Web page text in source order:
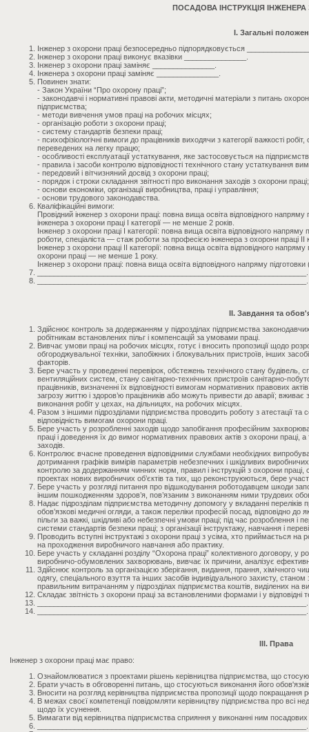
ПОСАДОВА ІНСТРУКЦІЯ
I. Загальні
Інженер з охорони праці безпосередньо підпорядковується
Інженер з охорони праці виконує вказівки _______________.
Інженер з охорони праці заміняє _______________.
Інженера з охорони праці заміняє _______________.
Повинен знати:
- Закон України “Про охорону праці”;
- законодавчі і нормативні правові акти, методичні матеріали з питань
підприємства;
- методи вивчення умов праці на робочих місцях;
- організацію роботи з охорони праці;
- систему стандартів безпеки праці;
- психофізіологічні вимоги до працівників виходячи з категорії важкості
переведених на легку працю;
- особливості експлуатації устаткування, яке застосовується на
- правила і засоби контролю відповідності технічного стану устаткування
- передовий і вітчизняний досвід з охорони праці;
- порядок і строки складання звітності про виконання заходів з охорони праці;
- основи економіки, організації виробництва, праці і управління;
- основи трудового законодавства.
Кваліфікаційні вимоги:
Провідний інженер з охорони праці: повна вища освіта відповідного
інженера з охорони праці I категорії — не менше 2 років.
Інженер з охорони праці I категорії: повна вища освіта відповідного
роботи, спеціаліста — стаж роботи за професією інженера з охорони праці II
Інженер з охорони праці II категорії: повна вища освіта відповідного
охорони праці — не менше 1 року.
Інженер з охорони праці: повна вища освіта відповідного напряму
II. Завдання та
Здійснює контроль за додержанням у підрозділах підприємства
робітникам встановлених пільг і компенсацій за умовами праці.
Вивчає умови праці на робочих місцях, готує і вносить пропозиції щодо
обгороджувальної техніки, запобіжних і блокувальних пристроїв, інших
факторів.
Бере участь у проведенні перевірок, обстежень технічного стану
вентиляційних систем, стану санітарно-технічних пристроїв санітарно-
працівників, визначенні їх відповідності вимогам нормативних правових
загрозу життю і здоров’ю працівників або можуть привести до аварії;
виконання робіт у цехах, на дільницях, на робочих місцях.
Разом з іншими підрозділами підприємства проводить роботу з атестації та
відповідність вимогам охорони праці.
Бере участь у розробленні заходів щодо запобігання професійним
праці і доведення їх до вимог нормативних правових актів з охорони праці,
заходів.
Контролює вчасне проведення відповідними службами необхідних
дотримання графіків вимірів параметрів небезпечних і шкідливих
контролю за додержанням чинних норм, правил і інструкцій з охорони праці,
проектах нових виробничих об’єктів та тих, що реконструюються, бере
Бере участь у розгляді питання про відшкодування роботодавцем шкоди
іншим пошкодженням здоров’я, пов’язаним з виконанням ними трудових
Надає підрозділам підприємства методичну допомогу у вкладанні
обов’язкові медичні огляди, а також переліки професій посад, відповідно
пільги за важкі, шкідливі або небезпечні умови праці; під час розроблення і
системи стандартів безпеки праці; з організації інструктажу, навчання і
Проводить вступні інструктажі з охорони праці з усіма, хто приймається
на проходження виробничого навчання або практику.
Бере участь у складанні розділу “Охорона праці” колективного договору, у
виробничо-обумовлених захворювань, вивчає їх причини, аналізує
Здійснює контроль за організацією зберігання, видання, прання, хімічного
одягу, спеціального взуття та інших засобів індивідуального захисту,
правильним витрачанням у підрозділах підприємства коштів, виділених на
Складає звітність з охорони праці за встановленими формами і у відповідні
III. Права
Інженер з охорони праці має право:
Ознайомлюватися з проектами рішень керівництва підприємства, що
Брати участь в обговоренні питань, що стосуються виконання його
Вносити на розгляд керівництва підприємства пропозиції щодо покращання
В межах своєї компетенції повідомляти керівництву підприємства про всі
щодо їх усунення.
Вимагати від керівництва підприємства сприяння у виконанні ним посадових